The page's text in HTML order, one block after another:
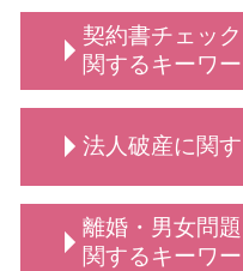
診療 拒否
給食費 滞納
顧問弁護士 事業
企業法務 とは
債権回収 弁護士
売掛金 時効
法人 顧問
学校 いじめ 対
定款変更 手続き
動物病院向け各
動物病院向け
動物病院 トラ
動物病院向け
弁護士 相談 動
法律相談 動物
動物病院向け各
弁護士 誹謗中傷
契約書チェッ
関するキーワ
契約書 弁護士
契約書作成 弁
契約書 リーガ
秘密保持契約書
法人破産に関
法人 破産 費用
法人破産 デメリ
離婚・男女問
関するキーワ